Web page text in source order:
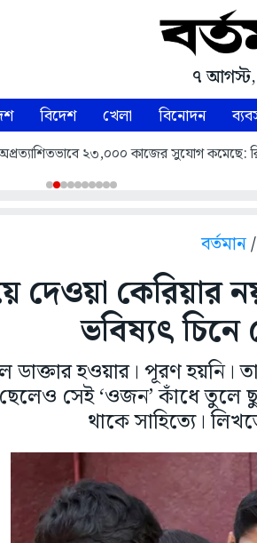
৭
বিদেশ খেলা বিনোদন
২৩,০০০ কাজের সুযোগ কমেছে:
বর্তমান
দেওয়া কেরিয়ার
ভবিষ্যৎ চিনে
ডাক্তার হওয়ার। পূরণ হয়নি।
সেই ‘ওজন’ কাঁধে তুলে
থাকে সাহিত্যে।